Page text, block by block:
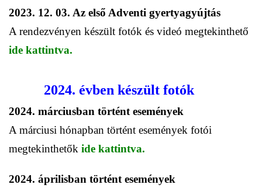
2023. 12. 03. Az első Adventi gyertyagyújtás
A rendezvényen készült fotók és videó megtekinthető
ide kattintva.
2024. évben készült fotók
2024. márciusban történt események
A márciusi hónapban történt események fotói
megtekinthetők ide kattintva.
2024. áprilisban történt események